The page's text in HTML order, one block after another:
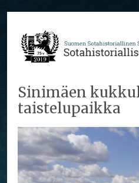
Sinimäen
taistelupaikka